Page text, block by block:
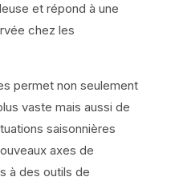
et répond à une
chez les
permet non seulement
vaste mais aussi de
saisonnières
axes de
à des outils de